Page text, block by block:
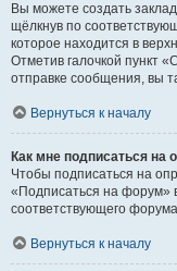
Вы можете создать
щёлкнув по
которое находится в
Отметив галочкой пункт
отправке сообщения, вы
Вернуться к началу
Как мне подписаться
Чтобы подписаться на
«Подписаться на форум»
соответствующего
Вернуться к началу